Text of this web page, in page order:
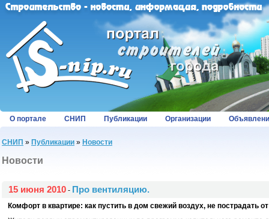
О портале СНИП Публикации Организации
СНИП » Публикации » Новости
Новости
15 июня 2010 - Про вентиляцию.
Комфорт в квартире: как пустить в дом свежий воздух, не пострадать